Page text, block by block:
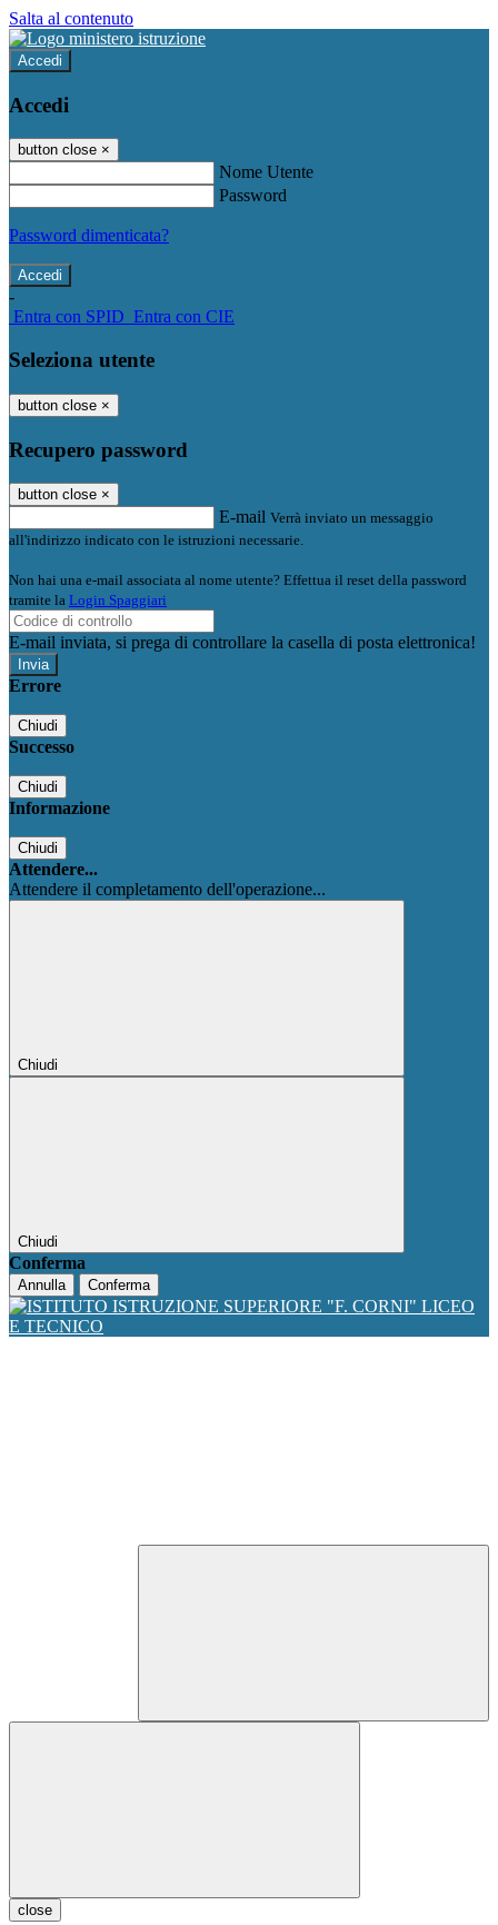
Salta al contenuto
Accedi
Accedi
button close ×
Nome Utente
Password
Password dimenticata?
-
Entra con SPID Entra con CIE
Seleziona utente
button close ×
Recupero password
button close ×
E-mail Verrà inviato un messaggio
all'indirizzo indicato con le istruzioni necessarie.
Non hai una e-mail associata al nome utente? Effettua il reset della password
tramite la Login Spaggiari
E-mail inviata, si prega di controllare la casella di posta elettronica!
Errore
Chiudi
Successo
Chiudi
Informazione
Chiudi
Attendere...
Attendere il completamento dell'operazione...
Chiudi
Chiudi
Conferma
Annulla Conferma
close